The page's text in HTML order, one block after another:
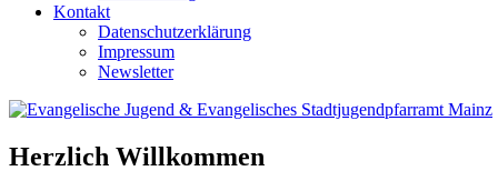
Kontakt
Datenschutzerklärung
Impressum
Newsletter
Herzlich Willkommen